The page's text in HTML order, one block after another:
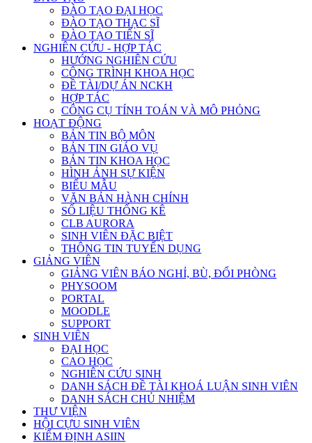
ĐÀO TẠO ĐẠI HỌC
ĐÀO TẠO THẠC SĨ
ĐÀO TẠO TIẾN SĨ
NGHIÊN CỨU - HỢP TÁC
HƯỚNG NGHIÊN CỨU
CÔNG TRÌNH KHOA HỌC
ĐỀ TÀI/DỰ ÁN NCKH
HỢP TÁC
CÔNG CỤ TÍNH TOÁN VÀ MÔ PHỎNG
HOẠT ĐỘNG
BẢN TIN BỘ MÔN
BẢN TIN GIÁO VỤ
BẢN TIN KHOA HỌC
HÌNH ẢNH SỰ KIỆN
BIỂU MẪU
VĂN BẢN HÀNH CHÍNH
SỐ LIỆU THỐNG KÊ
CLB AURORA
SINH VIÊN ĐẶC BIỆT
THÔNG TIN TUYỂN DỤNG
GIẢNG VIÊN
GIẢNG VIÊN BÁO NGHỈ, BÙ, ĐỔI PHÒNG
PHYSOOM
PORTAL
MOODLE
SUPPORT
SINH VIÊN
ĐẠI HỌC
CAO HỌC
NGHIÊN CỨU SINH
DANH SÁCH ĐỀ TÀI KHOÁ LUẬN SINH VIÊN
DANH SÁCH CHỦ NHIỆM
THƯ VIỆN
HỘI CỰU SINH VIÊN
KIỂM ĐỊNH ASIIN